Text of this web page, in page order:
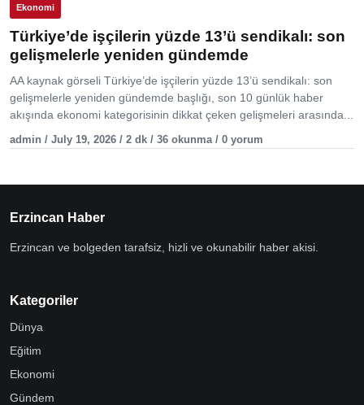
Ekonomi
Türkiye’de işçilerin yüzde 13’ü sendikalı: son
gelişmelerle yeniden gündemde
AA kaynak görseli Türkiye’de işçilerin yüzde 13’ü sendikalı: son
gelişmelerle yeniden gündemde başlığı, son 10 günlük haber
akışında ekonomi kategorisinin dikkat çeken gelişmeleri arasında...
admin / July 19, 2026 / 2 dk / 36 okunma / 0 yorum
Erzincan Haber
Erzincan ve bolgeden tarafsiz, hizli ve okunabilir haber akisi.
Kategoriler
Dünya
Eğitim
Ekonomi
Gündem